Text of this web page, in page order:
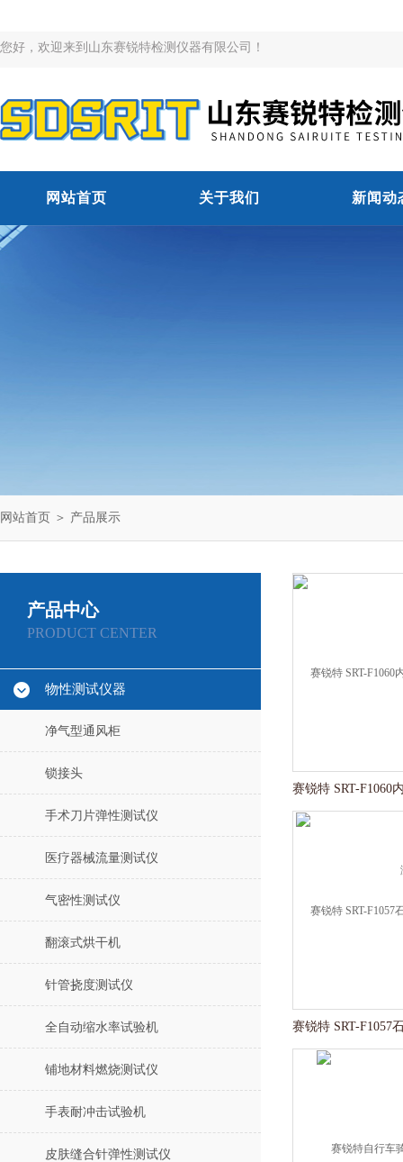
您好，欢迎来到山东赛锐特检测仪器有限公司！
网站首页 关于我们 新闻动
网站首页 ＞ 产品展示
产品中心
PRODUCT CENTER
物性测试仪器
净气型通风柜
锁接头
手术刀片弹性测试仪
医疗器械流量测试仪
气密性测试仪
翻滚式烘干机
针管挠度测试仪
全自动缩水率试验机
铺地材料燃烧测试仪
手表耐冲击试验机
皮肤缝合针弹性测试仪